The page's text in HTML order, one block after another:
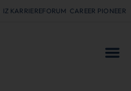
IZ KARRIEREFORUM CAREER PIONEER